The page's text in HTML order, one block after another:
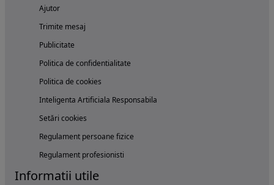
Ajutor
Trimite mesaj
Publicitate
Politica de confidentialitate
Politica de cookies
Inteligenta Artificiala Responsabila
Setări cookies
Regulament persoane fizice
Regulament profesionisti
Informatii utile